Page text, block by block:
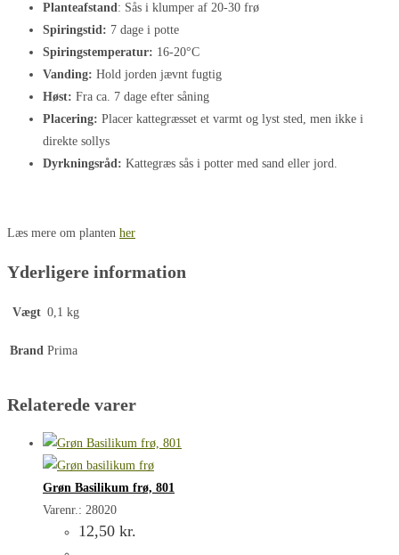
Planteafstand: Sås i klumper af 20-30 frø
Spiringstid: 7 dage i potte
Spiringstemperatur: 16-20°C
Vanding: Hold jorden jævnt fugtig
Høst: Fra ca. 7 dage efter såning
Placering: Placer kattegræsset et varmt og lyst sted, men ikke i
direkte sollys
Dyrkningsråd: Kattegræs sås i potter med sand eller jord.
Læs mere om planten her
Yderligere information
Vægt 0,1 kg
Brand Prima
Relaterede varer
Grøn Basilikum frø, 801
Varenr.: 28020
12,50 kr.